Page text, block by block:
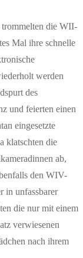
trommelten die WII-
Mal ihre schnelle
werden
des
und feierten einen
eingesetzte
klatschten die
ab,
den WIV-
in unfassbarer
die nur mit einem
verwiesenen
nach ihrem